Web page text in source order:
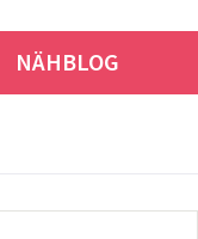
NÄHBLOG